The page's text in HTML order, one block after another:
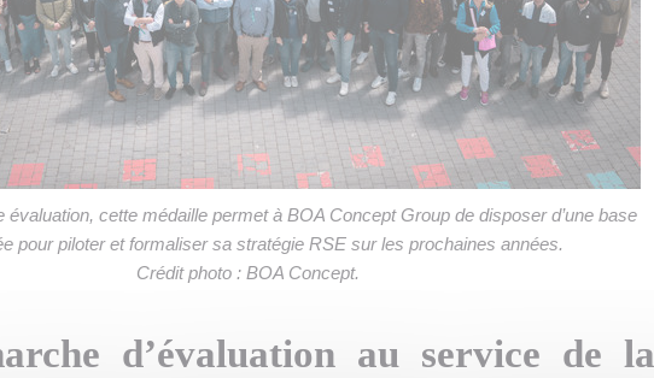
évaluation, cette médaille permet à BOA Concept Group de disposer d’une base
pour piloter et formaliser sa stratégie RSE sur les prochaines années.
Crédit photo : BOA Concept.
d’évaluation au service de la